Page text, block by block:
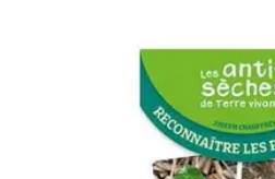
Montres Rares Collection